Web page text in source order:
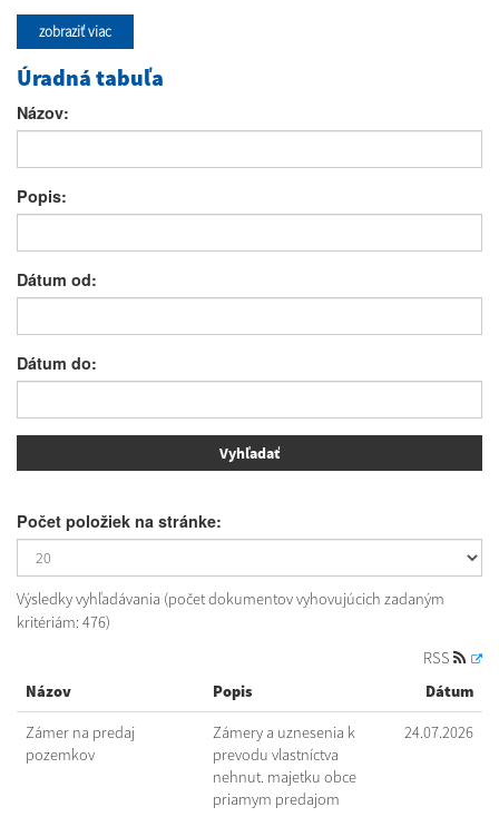
zobraziť viac
Úradná tabuľa
Názov:
Popis:
Dátum od:
Dátum do:
Počet položiek na stránke:
Výsledky vyhľadávania (počet dokumentov vyhovujúcich zadaným
kritériám: 476)
RSS
Názov
Popis Dátum
Zámer na predaj
pozemkov
Zámery a uznesenia k
prevodu vlastníctva
nehnut. majetku obce
priamym predajom
24.07.2026